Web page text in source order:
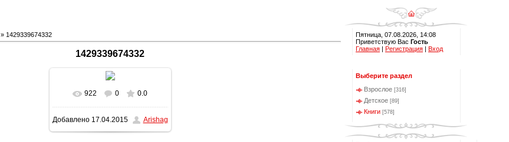
» 1429339674332
1429339674332
В реальном размере
1200x1600/ 430.3Kb
922 0 0.0
Добавлено17.04.2015 Arishag
Пятница, 07.08.2026, 14:08
Приветствую Вас Гость
Главная | Регистрация | Вход
Выберите раздел
Взрослое [316]
Детское [89]
Книги [578]